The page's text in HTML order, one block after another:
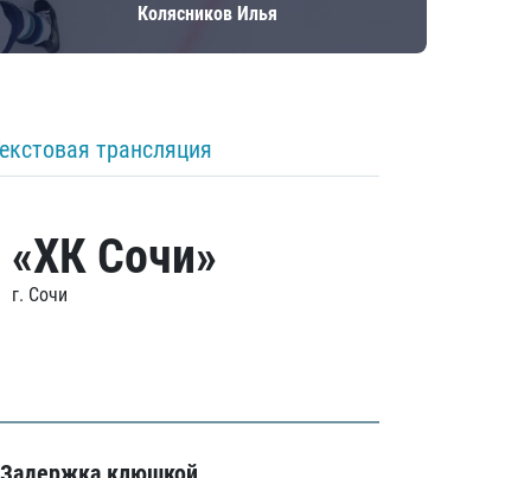
Колясников Илья
трансляция
«ХК Сочи»
г. Сочи